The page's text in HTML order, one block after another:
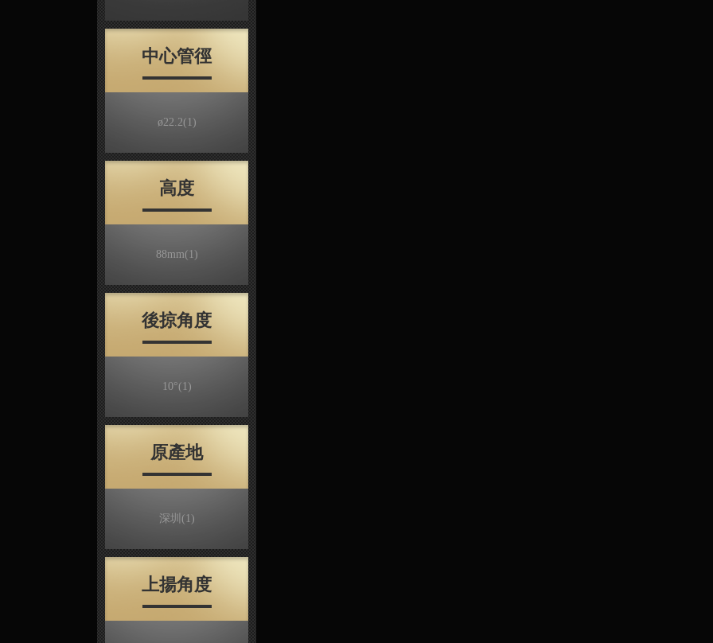
中心管徑
ø22.2(1)
高度
88mm(1)
後掠角度
10°(1)
原產地
深圳 (1)
上揚角度